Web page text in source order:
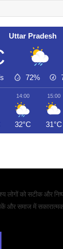
Uttar Pradesh
72%
14:00
32°C
15:00
31°C
लोगों को सटीक और
और समाज में